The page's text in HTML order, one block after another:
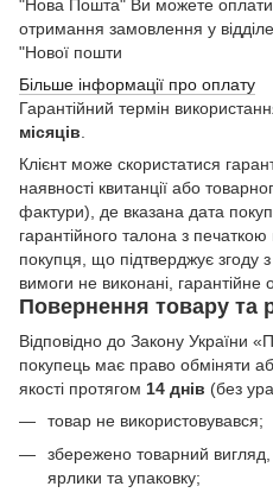
"Нова Пошта" Ви можете
отримання замовлення у
"Нової пошти
Більше інформації про оплату
Гарантійний термін
місяців
Клієнт може скористатися
наявності квитанції або
фактури), де вказана дата
гарантійного талона з
покупця, що підтверджує згоду
вимоги не виконані, гарантійне
Повернення товару та
Відповідно до Закону України
покупець має право обміняти
якості протягом 14 днів (без
товар не використовувався;
збережено товарний вигляд,
ярлики та упаковку;